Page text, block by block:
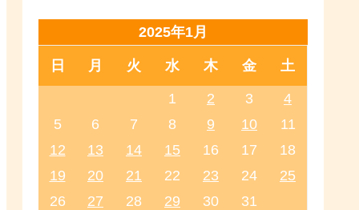
2025年1月
日 月 火 水 木 金 土
1 2 3
4
5
6 7 8 9 10
11
12
13 14 15 16 17
18
19
20 21 22 23 24
25
26
27 28 29 30 31